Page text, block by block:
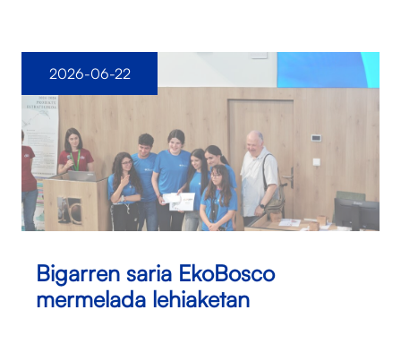
Bigarren saria EkoBosco
mermelada lehiaketan
2026-06-22